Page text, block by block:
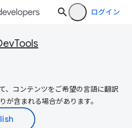
ログイン
、コンテンツをご希望の言語に翻訳
が含まれる場合があります。